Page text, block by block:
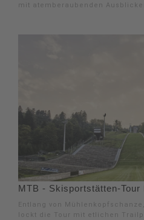
mit atemberaubenden
MTB - Skisportstätten-Tour
Entlang von
lockt die Tour mit etlichen